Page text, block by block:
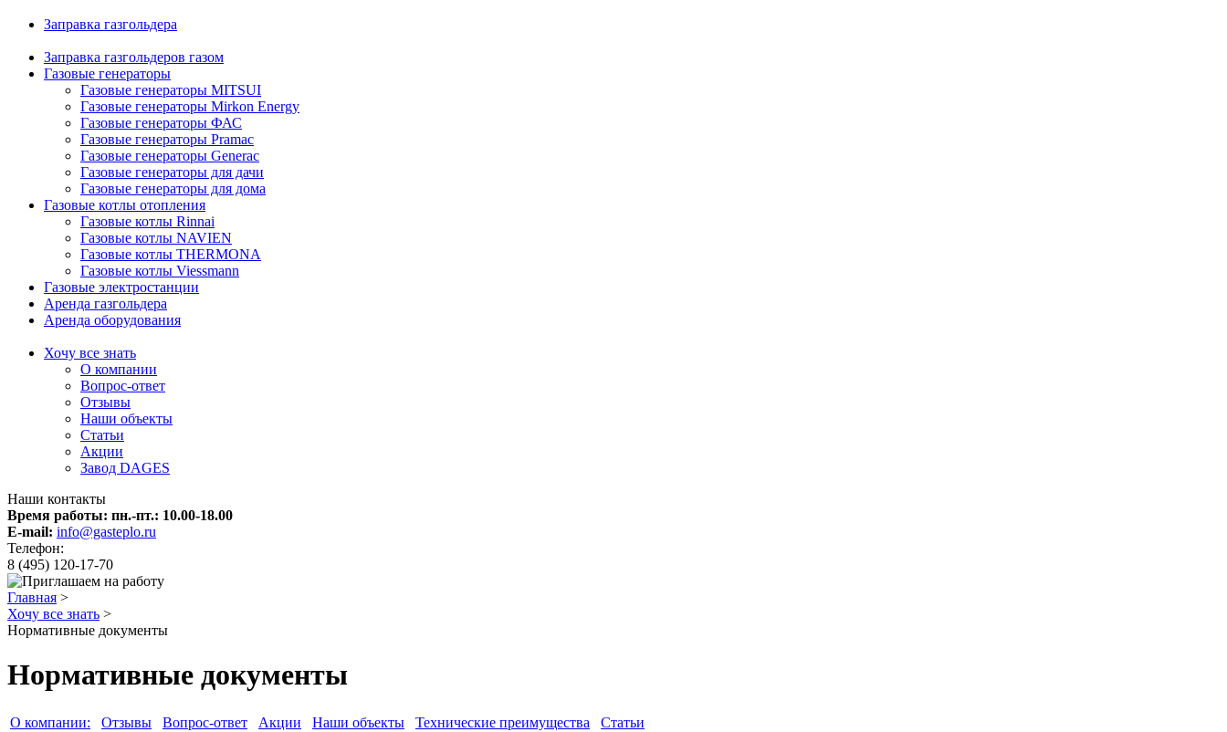
Заправка газгольдера
Заправка газгольдеров газом
Газовые генераторы
Газовые генераторы MITSUI
Газовые генераторы Mirkon Energy
Газовые генераторы ФАС
Газовые генераторы Pramac
Газовые генераторы Generac
Газовые генераторы для дачи
Газовые генераторы для дома
Газовые котлы отопления
Газовые котлы Rinnai
Газовые котлы NAVIEN
Газовые котлы THERMONA
Газовые котлы Viessmann
Газовые электростанции
Аренда газгольдера
Аренда оборудования
Хочу все знать
О компании
Вопрос-ответ
Отзывы
Наши объекты
Статьи
Акции
Завод DAGES
Наши контакты
Время работы: пн.-пт.: 10.00-18.00
E-mail: info@gasteplo.ru
Телефон:
8 (495) 120-17-70
Главная >
Хочу все знать >
Нормативные документы
Нормативные документы
О компании: Отзывы Вопрос-ответ Акции Наши объекты Технические преимущества
Статьи